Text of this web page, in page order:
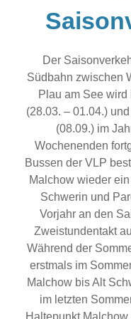
Der
Südbahn zwischen
Plau am See
(28.03. – 01.04.)
(08.09.) im
Wochenenden
Bussen der VLP
Malchow wieder
Schwerin und
Vorjahr an den
Zweistundentakt
Während der
erstmals im
Malchow bis Alt
im letzten